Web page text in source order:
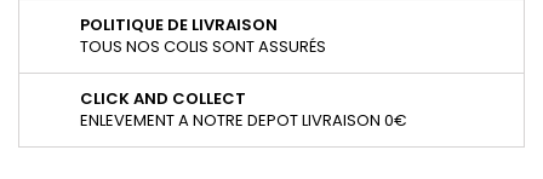
POLITIQUE DE LIVRAISON
TOUS NOS COLIS SONT ASSURÉS
CLICK AND COLLECT
ENLEVEMENT A NOTRE DEPOT LIVRAISON 0€